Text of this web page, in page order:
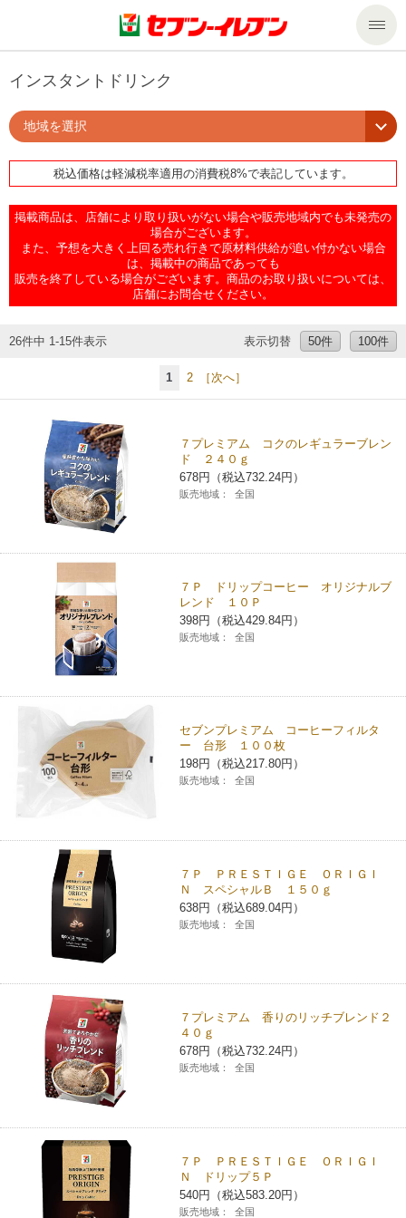
商品のご案内
商品のご案内トップ
今週の新商品
商品カテゴリ一覧
食の安全・安心への取組み
ギフト
プリペイドカード・金券
ニンテンドー・ダウンロードカード
セール・キャンペーン
サービス
nanacoトップ
マルチコピー機でできることトップ
コピー
プリント
ファクス
チケット
スポーツ振興くじ
行政サービス
保険
学び・教育
宅配便
切手・はがき・印紙
セブン銀行ATM
ご利用可能なお支払い方法
各種料金のお支払い
レジでApple Accountにチャージ
オンラインフォトサービス
宅配ロッカー（店舗限定）
自転車シェアリング（店舗限定）
モバイルバッテリーシェアリング（店舗限定）
モバイルWi-Fiバッテリーシェアリング（店舗限定）
荷物預かりサービス「ecbocloakエクボクローク」（店舗限定）
パウダースペース ラブン（店舗限定）
ソフトバンクギフト
チケットサービス
セブンチケット
チケットぴあ
イープラス
CNプレイガイド
セブン‐イレブンでお受取り
タワーレコード
セブンネットショッピング
停電時のサービス停止のお知らせ
企業情報トップ
ニュースリリース
企業理念
会社概要
貸借対照表・損益計算書
国内店舗数
セブン‐イレブンの海外事業
データで見るセブン‐イレブン
セブン‐イレブンの「商品力」
セブン-イレブンの横顔
セブン-イレブンの歴史
私たちの取組み
サステナビリティ
セブン＆アイ・ホールディングスの重点課題
サステナビリティ活動基本方針
サステナビリティ推進体制
GREEN CHALLENGE 2050
4VISIONS
サステナビリティレポート
報告書ライブラリー
加盟店オーナー募集
アルバイト情報
店舗検索
ネットショッピング
Language
English (Corporate)
English (Services)
简体中文(服务)
한국어(서비스)
ภาษาไทย(บริการ)
インスタントドリンク
地域を選択
税込価格は軽減税率適用の消費税8%で表記しています。
掲載商品は、店舗により取り扱いがない場合や販売地域内でも未発売の
場合がございます。
また、予想を大きく上回る売れ行きで原材料供給が追い付かない場合
は、掲載中の商品であっても
販売を終了している場合がございます。商品のお取り扱いについては、
店舗にお問合せください。
26件中 1-15件表示 表示切替 50件 100件
1 2 ［次へ］
７プレミアム コクのレギュラーブレン
ド ２４０ｇ
678円（税込732.24円）
販売地域： 全国
７Ｐ ドリップコーヒー オリジナルブ
レンド １０Ｐ
398円（税込429.84円）
販売地域： 全国
セブンプレミアム コーヒーフィルタ
ー 台形 １００枚
198円（税込217.80円）
販売地域： 全国
７Ｐ ＰＲＥＳＴＩＧＥ ＯＲＩＧＩ
Ｎ スペシャルＢ １５０ｇ
638円（税込689.04円）
販売地域： 全国
７プレミアム 香りのリッチブレンド２
４０ｇ
678円（税込732.24円）
販売地域： 全国
７Ｐ ＰＲＥＳＴＩＧＥ ＯＲＩＧＩ
Ｎ ドリップ５Ｐ
540円（税込583.20円）
販売地域： 全国